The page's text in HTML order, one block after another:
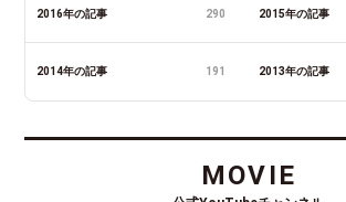
2016年の記事 290 2015年の記事
2014年の記事 191 2013年の記事
MOVIE